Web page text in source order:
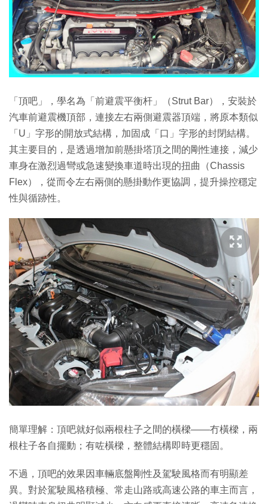
「頂吧」，學名為「前避震平衡杆」（Strut Bar），安裝於
汽車前避震機頂部，連接左右兩側避震器頂端，將原本類似
「U」字形的開放式結構，加固成「口」字形的封閉結構。
其主要目的，是透過增加前懸掛塔頂之間的剛性連接，減少
車身在激烈過彎或急速變換車道時出現的扭曲（Chassis
Flex），從而令左右兩側的懸掛動作更協調，提升操控穩定
性與循跡性。
簡單理解：頂吧就好似兩根柱子之間的橫樑——冇橫樑，兩
根柱子各自擺動；有咗橫樑，整體結構即時更穩固。
不過，頂吧的效果因車輛底盤剛性及駕駛風格而有明顯差
異。對於駕駛風格積極、常走山路或高速公路的車主而言，